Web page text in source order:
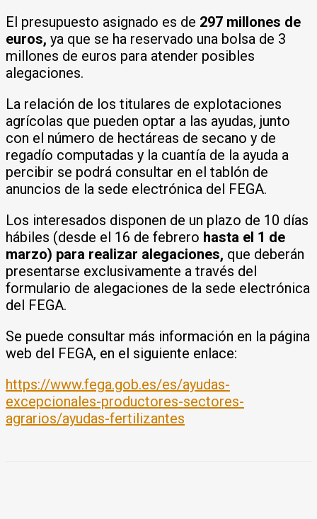
El presupuesto asignado es de 297 millones de
euros, ya que se ha reservado una bolsa de 3
millones de euros para atender posibles
alegaciones.
La relación de los titulares de explotaciones
agrícolas que pueden optar a las ayudas, junto
con el número de hectáreas de secano y de
regadío computadas y la cuantía de la ayuda a
percibir se podrá consultar en el tablón de
anuncios de la sede electrónica del FEGA.
Los interesados disponen de un plazo de 10 días
hábiles (desde el 16 de febrero hasta el 1 de
marzo) para realizar alegaciones, que deberán
presentarse exclusivamente a través del
formulario de alegaciones de la sede electrónica
del FEGA.
Se puede consultar más información en la página
web del FEGA, en el siguiente enlace:
https://www.fega.gob.es/es/ayudas-
excepcionales-productores-sectores-
agrarios/ayudas-fertilizantes